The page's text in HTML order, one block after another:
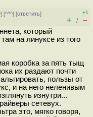
] [^^^] [ответить]
+1
+ / –
который
на линуксе из того
коробка за пять тыщ
их раздают почти
пользы от
и на него неленивым
изнутри...
сетевух.
это, мягко говоря,